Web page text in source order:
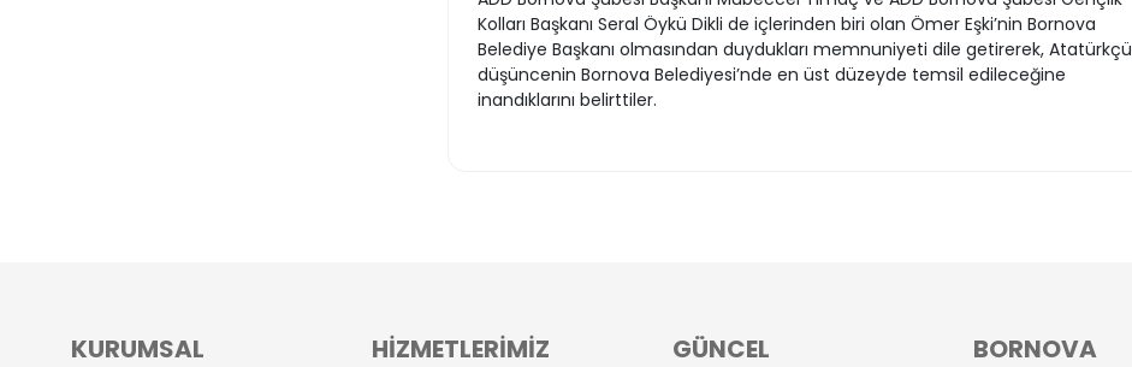
Kolları Başkanı Seral Öykü Dikli de içlerinden biri olan Ömer Eşki’nin Bornova
Belediye Başkanı olmasından duydukları memnuniyeti dile getirerek, Atatürkçü
düşüncenin Bornova Belediyesi’nde en üst düzeyde temsil edileceğine
inandıklarını belirttiler.
KURUMSAL HİZMETLERİMİZ GÜNCEL BORNOVA